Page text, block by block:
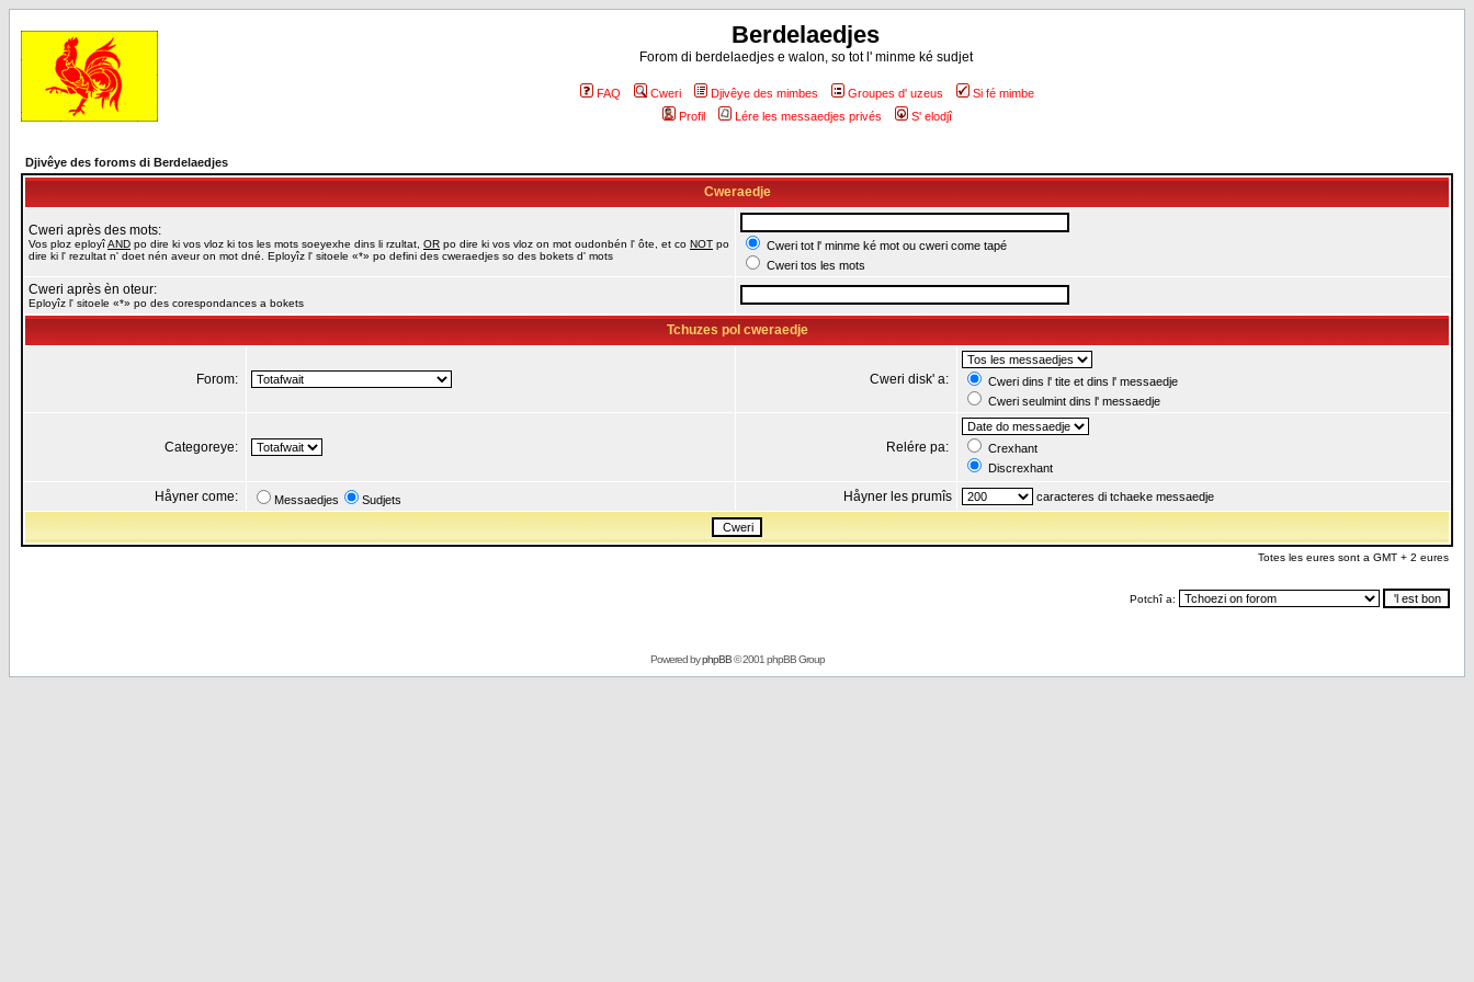
Berdelaedjes
Forom di berdelaedjes e walon, so tot l' minme ké sudjet
FAQ Cweri Djivêye des mimbes Groupes d' uzeus
Si fé mimbe
Profil
Lére les messaedjes privés S' elodjî
Djivêye des foroms di Berdelaedjes
Cweraedje
Cweri après des mots:
Vos ploz eployîAND po dire ki vos vloz ki tos les mots soeyexhe dins li rzultat, OR po dire ki vos vloz on mot oudonbén l' ôte, et co NOT po
dire ki l' rezultat n' doet nén aveur on mot dné. Eployîz l' sitoele «*» po defini des cweraedjes so des bokets d' mots
Cweri tot l' minme ké mot ou cweri come tapé
Cweri tos les mots
Cweri après èn oteur:
Eployîz l' sitoele «*» po des corespondances a bokets
Tchuzes pol cweraedje
Forom: Cweri disk' a:
Cweri dins l' tite et dins l' messaedje
Cweri seulmint dins l' messaedje
Categoreye: Relére pa:
Crexhant
Discrexhant
Håyner come: Messaedjes Sudjets Håyner les prumîs caracteres di tchaeke messaedje
Totes les eures sont a GMT + 2 eures
Potchî a:
Powered byphpBB© 2001 phpBB Group